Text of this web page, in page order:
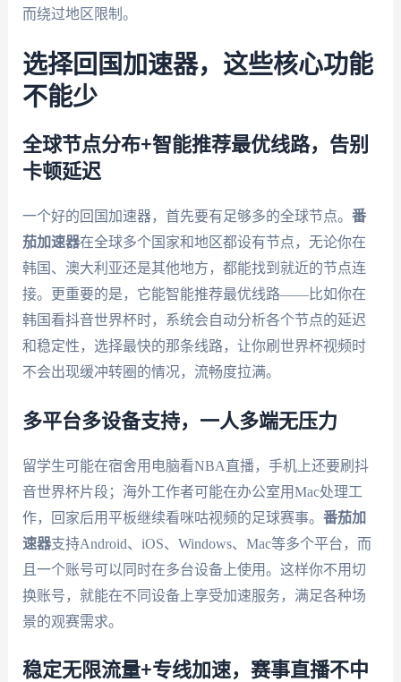
而绕过地区限制。
选择回国加速器，这些核心功能
不能少
全球节点分布+智能推荐最优线路，告别
卡顿延迟
一个好的回国加速器，首先要有足够多的全球节点。 番
茄加速器在全球多个国家和地区都设有节点，无论你在
韩国、澳大利亚还是其他地方，都能找到就近的节点连
接。更重要的是，它能智能推荐最优线路——比如你在
韩国看抖音世界杯时，系统会自动分析各个节点的延迟
和稳定性，选择最快的那条线路，让你刷世界杯视频时
不会出现缓冲转圈的情况，流畅度拉满。
多平台多设备支持，一人多端无压力
留学生可能在宿舍用电脑看NBA直播，手机上还要刷抖
音世界杯片段；海外工作者可能在办公室用Mac处理工
作，回家后用平板继续看咪咕视频的足球赛事。 番茄加
速器支持Android、iOS、Windows、Mac等多个平台，而
且一个账号可以同时在多台设备上使用。这样你不用切
换账号，就能在不同设备上享受加速服务，满足各种场
景的观赛需求。
稳定无限流量+专线加速，赛事直播不中